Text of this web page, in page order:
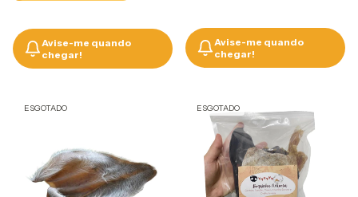
Avise-me quando
chegar!
Avise-me quando
chegar!
ESGOTADO ESGOTADO